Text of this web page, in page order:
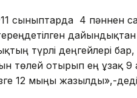
сыныптарда 4 пәннен
түрлі деңгейлері бар,
төлей отырып ең ұзақ
12 мыңы жазылды»,-